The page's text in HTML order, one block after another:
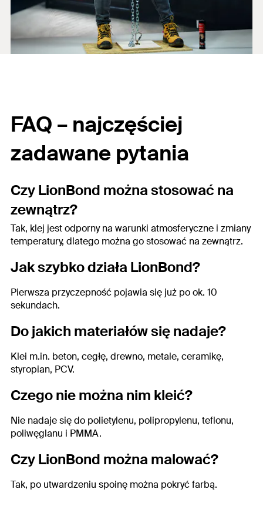
FAQ – najczęściej
zadawane pytania
Czy LionBond można stosować na
zewnątrz?
Tak, klej jest odporny na warunki atmosferyczne i zmiany
temperatury, dlatego można go stosować na zewnątrz.
Jak szybko działa LionBond?
Pierwsza przyczepność pojawia się już po ok. 10
sekundach.
Do jakich materiałów się nadaje?
Klei m.in. beton, cegłę, drewno, metale, ceramikę,
styropian, PCV.
Czego nie można nim kleić?
Nie nadaje się do polietylenu, polipropylenu, teflonu,
poliwęglanu i PMMA.
Czy LionBond można malować?
Tak, po utwardzeniu spoinę można pokryć farbą.